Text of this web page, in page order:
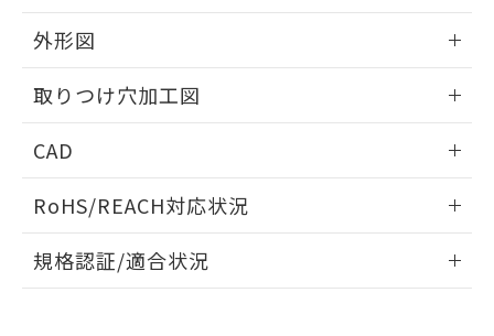
外形図
取りつけ穴加工図
CAD
ドすることができます。
ログイン/会員登録
RoHS/REACH対応状況
EU RoHS 注意事項・凡例
規格認証/適合状況
※本証明書は発行日時点で非含有を証明す
るもので、過去に遡って非含有を証明する
また、RoHS指令のフタル酸エステル類４
物質の対応では、対応完了までの期間は出
荷製品に未対応品が混在することから備考
既に当社にて対応品への在庫切替を完了
していることから、特段のことがない限
り、2022年1月12日より割愛しておりま